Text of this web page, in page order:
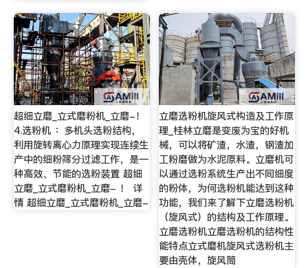
超细立磨_立式磨粉机_立磨-！
4.选粉机 ：多机头选粉结构，
利用旋转离心力原理实现连续生
产中的细粉筛分过滤工作，是一
种高效、节能的选粉装置 超细
立磨_立式磨粉机_立磨- ！ 详
情 超细立磨_立式磨粉机_立磨-
立磨选粉机旋风式构造及工作原
理_桂林立磨是变废为宝的好机
械，可以将矿渣，水渣，钢渣加
工粉磨做为水泥原料。立磨机可
以通过选粉系统生产出不同细度
的粉体，为何选粉机能达到这种
功能，我们来了解下立磨选粉机
（旋风式）的结构及工作原理。
立磨选粉机立磨选粉机的结构性
能特点立式磨机旋风式选粉机主
要由壳体，旋风筒